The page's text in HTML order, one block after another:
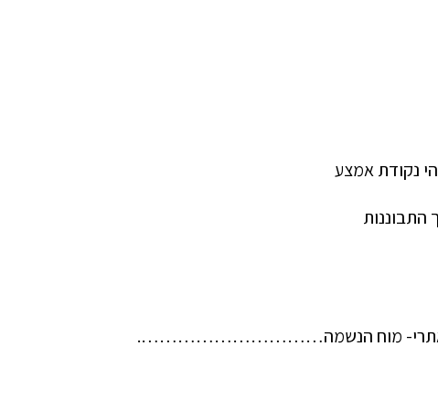
נקודת אמצע
התבוננות
למוח האתרי- מוח הנשמה………………………….